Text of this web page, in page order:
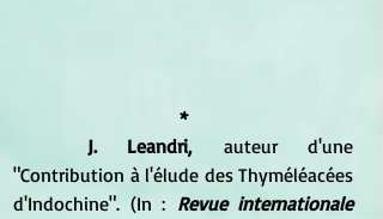
*
	J. Leandri,
auteur d'une
"Contribution à l'élude des Thyméléacées
d'Indochine". (In : Revue internationale